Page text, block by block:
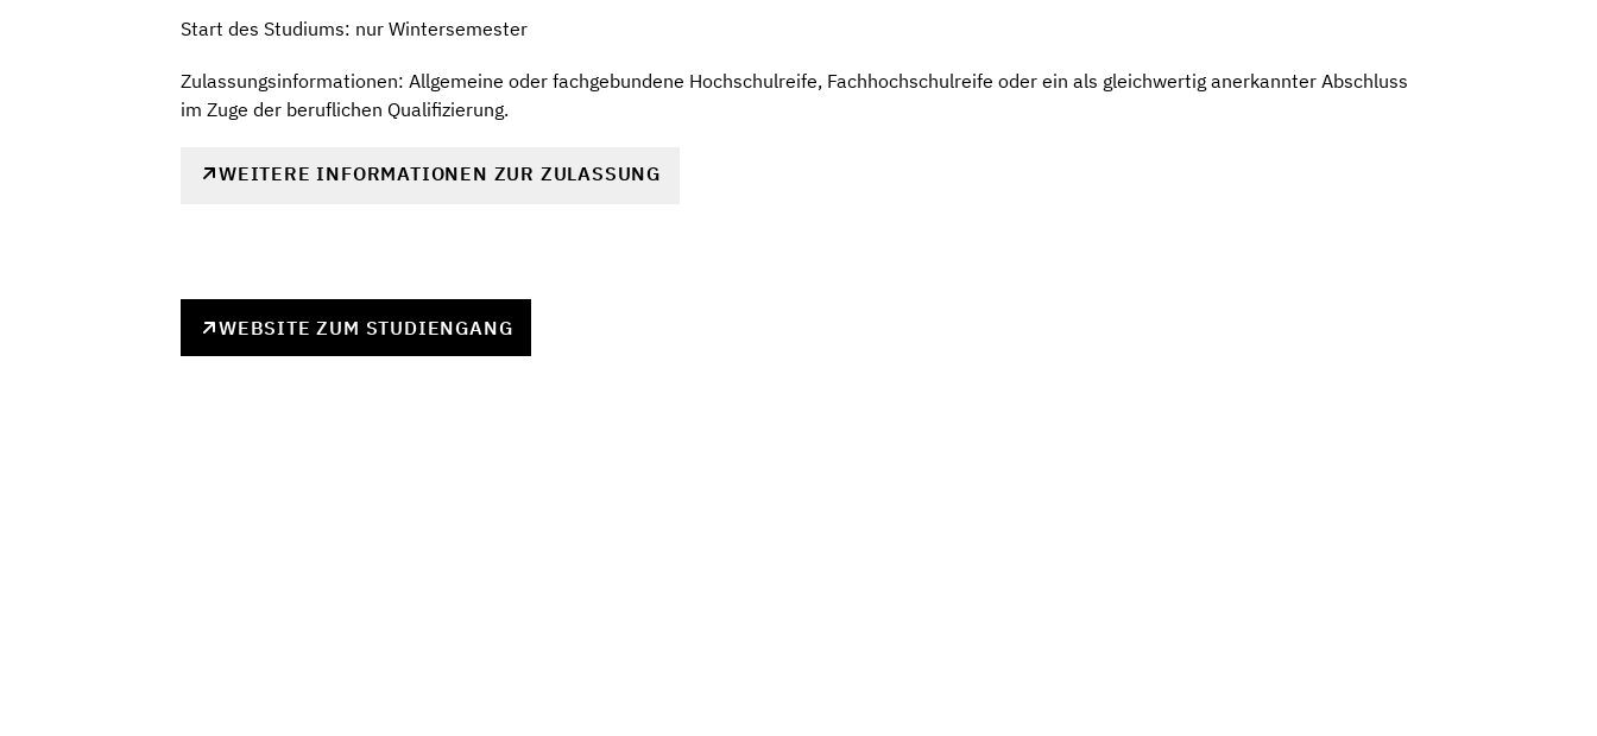
Start des Studiums: nur Wintersemester
Zulassungsinformationen: Allgemeine oder fachgebundene Hochschulreife, Fachhochschulreife oder ein als gleichwertig anerkannter Abschluss
im Zuge der beruflichen Qualifizierung.
WEITERE INFORMATIONEN ZUR ZULASSUNG
WEBSITE ZUM STUDIENGANG